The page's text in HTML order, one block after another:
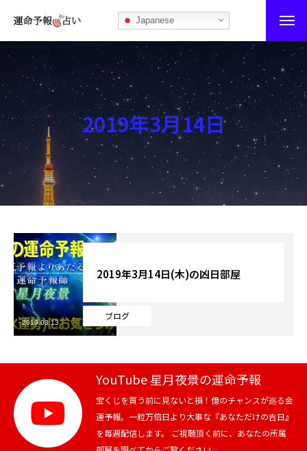
Japanese
運命予報占い
運命予報占いとは
あなたの所属部屋を探そう！
最恐の相性占い
秘伝公開！吉凶カレンダー
記事カテゴリー
ブログ
お知らせ
芸能界
テニス
スポーツ
競馬
2019年3月14日
ブログ
2019年3月14日(木)の凶日部屋
2019.03.13
YouTube 星月夜景の運命予報
宝くじを買う前に見ないと損！億のチャンスが巡る金
運予報。一粒万倍日より大事な『あなただけの吉日』
を毎週配信します。 ご視聴頂く前に、あなたの所属